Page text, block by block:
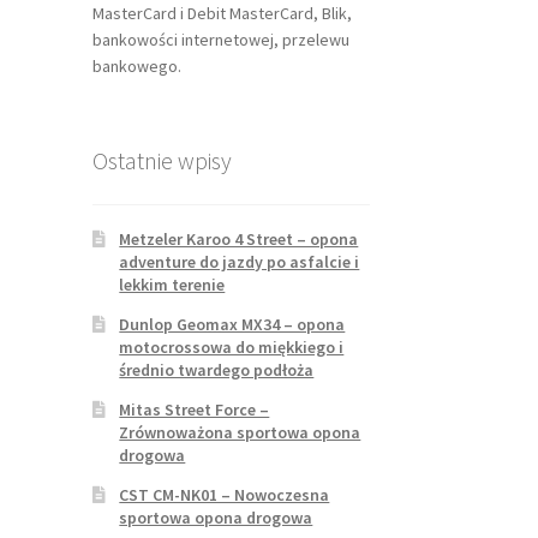
MasterCard i Debit MasterCard, Blik,
bankowości internetowej, przelewu
bankowego.
Ostatnie wpisy
Metzeler Karoo 4 Street – opona
adventure do jazdy po asfalcie i
lekkim terenie
Dunlop Geomax MX34 – opona
motocrossowa do miękkiego i
średnio twardego podłoża
Mitas Street Force –
Zrównoważona sportowa opona
drogowa
CST CM-NK01 – Nowoczesna
sportowa opona drogowa